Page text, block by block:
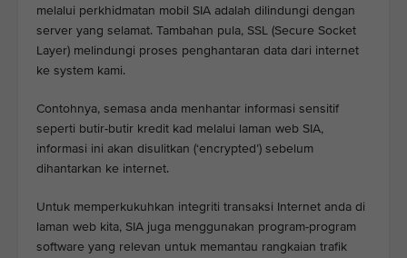
melalui perkhidmatan mobil SIA adalah dilindungi dengan
server yang selamat. Tambahan pula, SSL (Secure Socket
Layer) melindungi proses penghantaran data dari internet
ke system kami.
Contohnya, semasa anda menhantar informasi sensitif
seperti butir-butir kredit kad melalui laman web SIA,
informasi ini akan disulitkan (‘encrypted’) sebelum
dihantarkan ke internet.
Untuk memperkukuhkan integriti transaksi Internet anda di
laman web kita, SIA juga menggunakan program-program
software yang relevan untuk memantau rangkaian trafik